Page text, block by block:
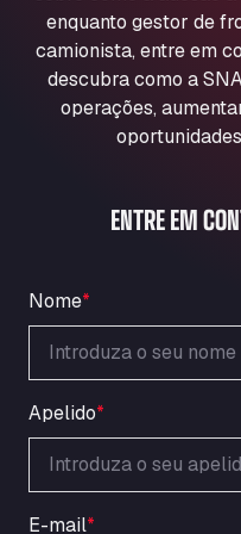
Aqua Ariva GmbH
Marie-Curie-Straße
Aral Autohof
An der Autobahn 1,
ARAL Autohof
ARAL Autohof
Nellinger Str. 24,
Schellweilerstraße 1,
ARAL Tankstelle
GmbH
Ardleigh South
a120 westbound,
Area 47 Hermanos
Autovia A4 km
enquanto gestor de
camionista, entre em
descubra como a
operações,
ENTRE EM
Nome*
Apelido*
E-mail*